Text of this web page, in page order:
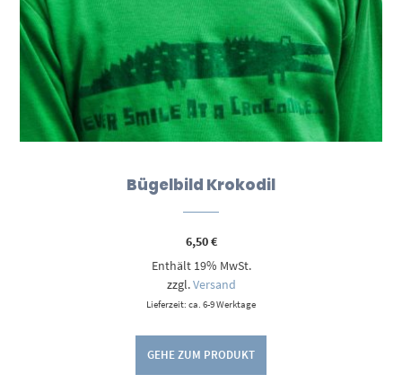
Bügelbild Krokodil
6,50€
Enthält 19% MwSt.
zzgl.Versand
Lieferzeit: ca. 6-9 Werktage
GEHE ZUM PRODUKT